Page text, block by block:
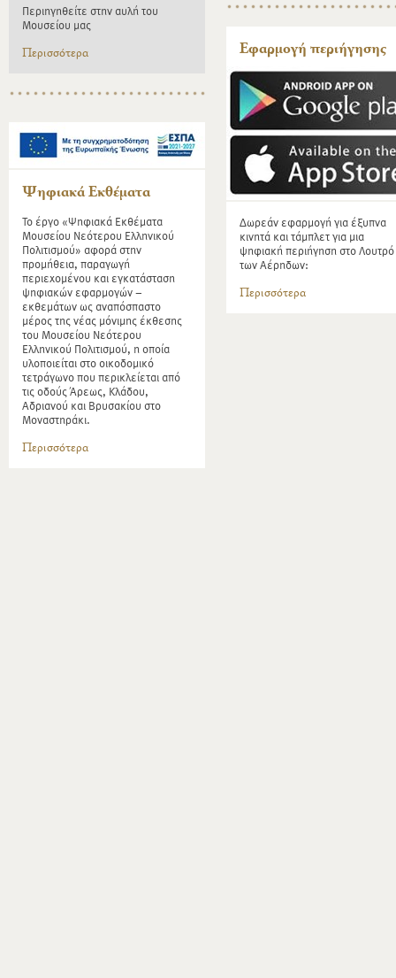
Περιηγηθείτε στην αυλή του
Μουσείου μας
Περισσότερα
Ψηφιακά Εκθέματα
Το έργο «Ψηφιακά Εκθέματα
Μουσείου Νεότερου Ελληνικού
Πολιτισμού» αφορά στην
προμήθεια, παραγωγή
περιεχομένου και εγκατάσταση
ψηφιακών εφαρμογών –
εκθεμάτων ως αναπόσπαστο
μέρος της νέας μόνιμης έκθεσης
του Μουσείου Νεότερου
Ελληνικού Πολιτισμού, η οποία
υλοποιείται στο οικοδομικό
τετράγωνο που περικλείεται από
τις οδούς Άρεως, Κλάδου,
Αδριανού και Βρυσακίου στο
Μοναστηράκι.
Περισσότερα
Εφαρμογή περιήγησης
Δωρεάν εφαρμογή για έξυπνα
κινητά και τάμπλετ για μια
ψηφιακή περιήγηση στο Λουτρό
των Αέρηδων:
Περισσότερα